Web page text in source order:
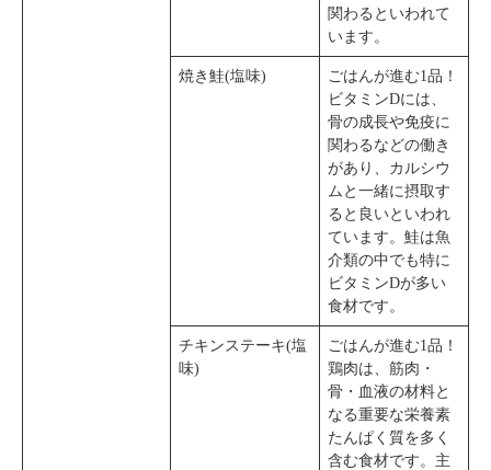
関わるといわれて
います。
焼き鮭(塩味)
ごはんが進む1品！
ビタミンDには、
骨の成長や免疫に
関わるなどの働き
があり、カルシウ
ムと一緒に摂取す
ると良いといわれ
ています。鮭は魚
介類の中でも特に
ビタミンDが多い
食材です。
チキンステーキ(塩
味)
ごはんが進む1品！
鶏肉は、筋肉・
骨・血液の材料と
なる重要な栄養素
たんぱく質を多く
含む食材です。主